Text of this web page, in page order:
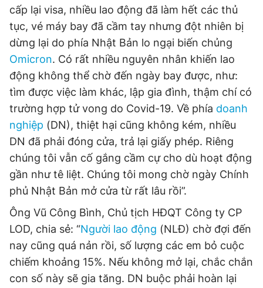
cấp lại visa, nhiều lao động đã làm hết các thủ
tục, vé máy bay đã cầm tay nhưng đột nhiên bị
dừng lại do phía Nhật Bản lo ngại biến chủng
Omicron. Có rất nhiều nguyên nhân khiến lao
động không thể chờ đến ngày bay được, như:
tìm được việc làm khác, lập gia đình, thậm chí có
trường hợp tử vong do Covid-19. Về phía doanh
nghiệp (DN), thiệt hại cũng không kém, nhiều
DN đã phải đóng cửa, trả lại giấy phép. Riêng
chúng tôi vẫn cố gắng cầm cự cho dù hoạt động
gần như tê liệt. Chúng tôi mong chờ ngày Chính
phủ Nhật Bản mở cửa từ rất lâu rồi”.
Ông Vũ Công Bình, Chủ tịch HĐQT Công ty CP
LOD, chia sẻ: “Người lao động (NLĐ) chờ đợi đến
nay cũng quá nản rồi, số lượng các em bỏ cuộc
chiếm khoảng 15%. Nếu không mở lại, chắc chắn
con số này sẽ gia tăng. DN buộc phải hoàn lại